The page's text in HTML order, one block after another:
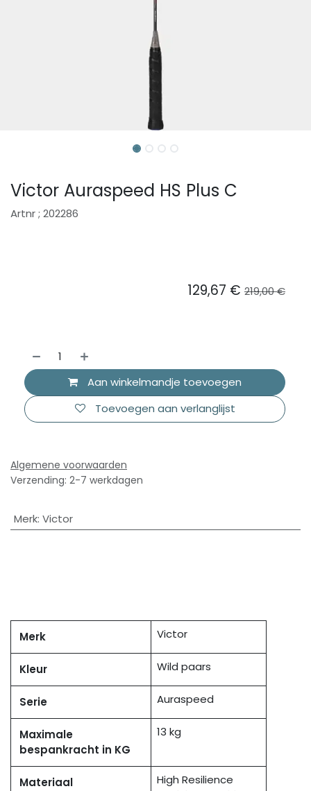
Victor Auraspeed HS Plus C
Artnr ; 202286
Aan winkelmandje toevoegen
Toevoegen aan verlanglijst
129,67 € 219,00€
Algemene voorwaarden
Verzending: 2-7 werkdagen
Merk: Victor
Merk Victor
Kleur Wild paars
Serie Auraspeed
Maximale
bespankracht in KG
13 kg
Materiaal
High Resilience